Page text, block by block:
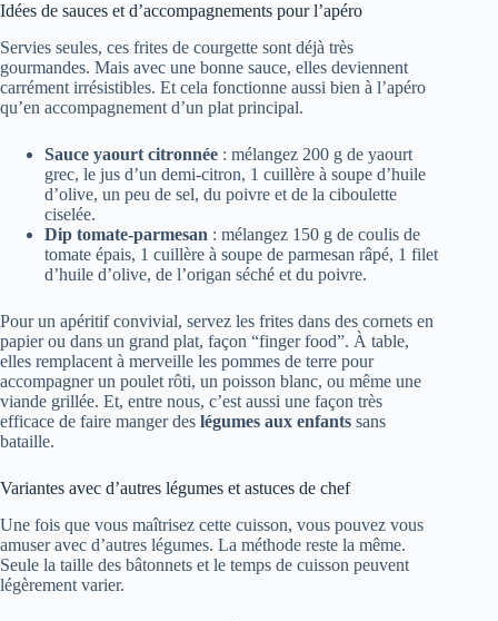
Idées de sauces et d’accompagnements pour l’apéro
Servies seules, ces frites de courgette sont déjà très
gourmandes. Mais avec une bonne sauce, elles deviennent
carrément irrésistibles. Et cela fonctionne aussi bien à l’apéro
qu’en accompagnement d’un plat principal.
Sauce yaourt citronnée : mélangez 200 g de yaourt
grec, le jus d’un demi-citron, 1 cuillère à soupe d’huile
d’olive, un peu de sel, du poivre et de la ciboulette
ciselée.
Dip tomate-parmesan : mélangez 150 g de coulis de
tomate épais, 1 cuillère à soupe de parmesan râpé, 1 filet
d’huile d’olive, de l’origan séché et du poivre.
Pour un apéritif convivial, servez les frites dans des cornets en
papier ou dans un grand plat, façon “finger food”. À table,
elles remplacent à merveille les pommes de terre pour
accompagner un poulet rôti, un poisson blanc, ou même une
viande grillée. Et, entre nous, c’est aussi une façon très
efficace de faire manger des légumes aux enfants sans
bataille.
Variantes avec d’autres légumes et astuces de chef
Une fois que vous maîtrisez cette cuisson, vous pouvez vous
amuser avec d’autres légumes. La méthode reste la même.
Seule la taille des bâtonnets et le temps de cuisson peuvent
légèrement varier.